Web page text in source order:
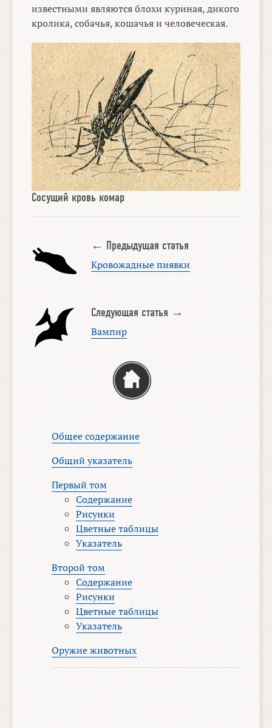
известными являются блохи куриная, дикого
кролика, собачья, кошачья и человеческая.
Сосущий кровь комар
← Предыдущая статья
Кровожадные пиявки
Следующая статья →
Вампир
Общее содержание
Общий указатель
Первый том
Содержание
Рисунки
Цветные таблицы
Указатель
Второй том
Содержание
Рисунки
Цветные таблицы
Указатель
Оружие животных